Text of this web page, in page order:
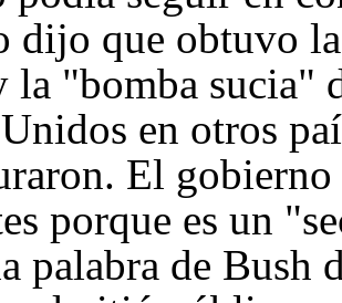
dijo que obtuvo
la "bomba sucia"
en otros
El
porque es un
palabra de